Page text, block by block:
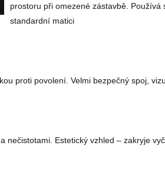
prostoru při omezené zástavbě.
standardní matici
proti povolení. Velmi bezpečný spoj,
Estetický vzhled – zakryje